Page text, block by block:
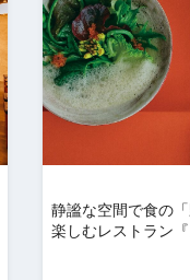
静謐な空間で食の
楽しむレストラン